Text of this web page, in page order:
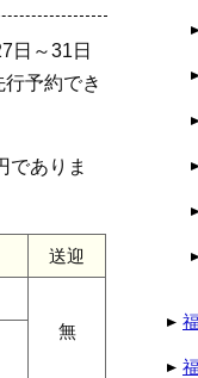
日～31日
予約でき
でありま
送迎
無